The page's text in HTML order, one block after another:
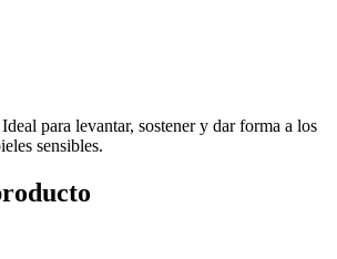
para levantar, sostener y dar forma a los
sensibles.